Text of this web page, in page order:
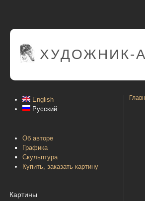
ХУДОЖНИК-
English
Русский
Об авторе
Графика
Скульптура
Купить, заказать картину
Картины